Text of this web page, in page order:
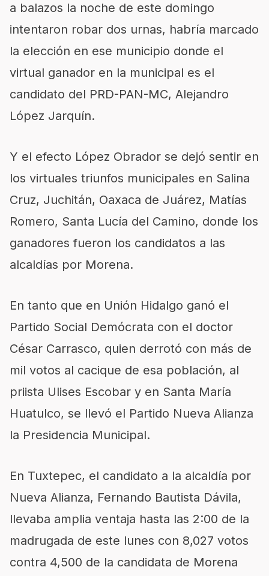
a balazos la noche de este domingo
intentaron robar dos urnas, habría marcado
la elección en ese municipio donde el
virtual ganador en la municipal es el
candidato del PRD-PAN-MC, Alejandro
López Jarquín.
Y el efecto López Obrador se dejó sentir en
los virtuales triunfos municipales en Salina
Cruz, Juchitán, Oaxaca de Juárez, Matías
Romero, Santa Lucía del Camino, donde los
ganadores fueron los candidatos a las
alcaldías por Morena.
En tanto que en Unión Hidalgo ganó el
Partido Social Demócrata con el doctor
César Carrasco, quien derrotó con más de
mil votos al cacique de esa población, al
priista Ulises Escobar y en Santa María
Huatulco, se llevó el Partido Nueva Alianza
la Presidencia Municipal.
En Tuxtepec, el candidato a la alcaldía por
Nueva Alianza, Fernando Bautista Dávila,
llevaba amplia ventaja hasta las 2:00 de la
madrugada de este lunes con 8,027 votos
contra 4,500 de la candidata de Morena